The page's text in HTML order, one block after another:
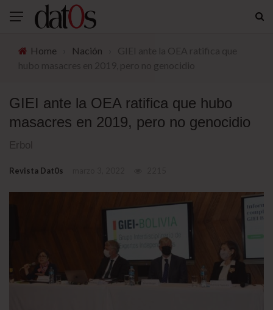
Home Nación
GIEI ante la OEA ratifica que hubo
masacres en 2019, pero no genocidio
Erbol
Revista Dat0s